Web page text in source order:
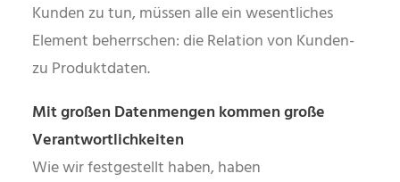
Kunden zu tun, müssen alle ein wesentliches
Element beherrschen: die Relation von Kunden-
zu Produktdaten.
Mit großen Datenmengen kommen große
Verantwortlichkeiten
Wie wir festgestellt haben, haben